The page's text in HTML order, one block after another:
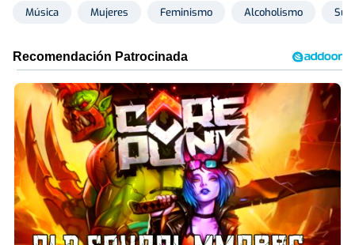
Música Mujeres Feminismo Alcoholismo